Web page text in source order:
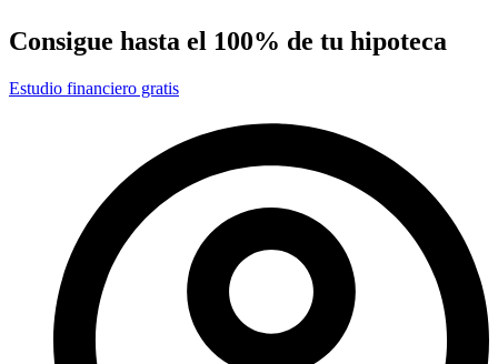
Consigue hasta el 100% de tu hipoteca
Estudio financiero gratis